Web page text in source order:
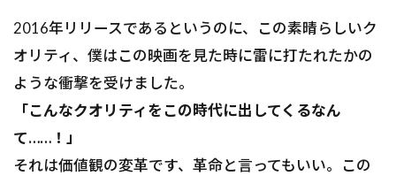
2016年リリースであるというのに、この素晴らしいク
オリティ、僕はこの映画を見た時に雷に打たれたかの
ような衝撃を受けました。
「こんなクオリティをこの時代に出してくるなん
て……！」
それは価値観の変革です、革命と言ってもいい。この